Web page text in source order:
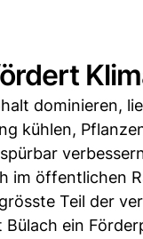
dominieren,
kühlen,
im öffentlichen
Teil der
ein